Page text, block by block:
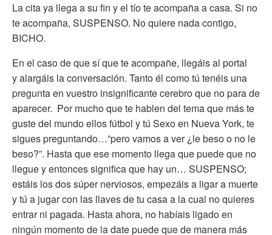
La cita ya llega a su fin y el tío te acompaña a casa. Si no
te acompaña, SUSPENSO. No quiere nada contigo,
BICHO.
En el caso de que sí que te acompañe, llegáis al portal
y alargáis la conversación. Tanto él como tú tenéis una
pregunta en vuestro insignificante cerebro que no para de
aparecer. Por mucho que te hablen del tema que más te
guste del mundo ellos fútbol y tú Sexo en Nueva York, te
sigues preguntando…”pero vamos a ver ¿le beso o no le
beso?”. Hasta que ese momento llega que puede que no
llegue y entonces significa que hay un… SUSPENSO;
estáis los dos súper nerviosos, empezáis a ligar a muerte
y tú a jugar con las llaves de tu casa a la cual no quieres
entrar ni pagada. Hasta ahora, no habíais ligado en
ningún momento de la date puede que de manera más